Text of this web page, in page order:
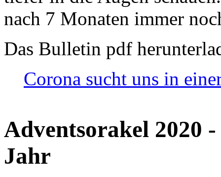
nach 7 Monaten immer
Das Bulletin pdf
Corona sucht uns in
Adventsorakel 2020
Jahr